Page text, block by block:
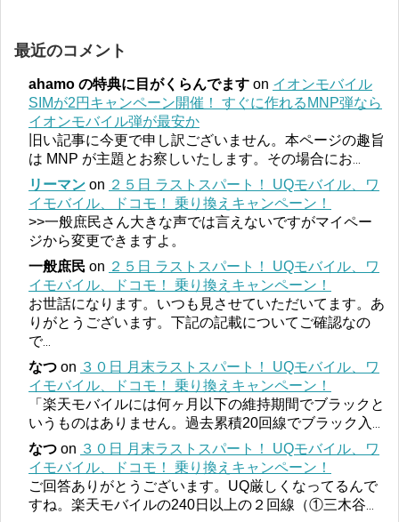
最近のコメント
ahamo の特典に目がくらんでます on イオンモバイル
SIMが2円キャンペーン開催！ すぐに作れるMNP弾なら
イオンモバイル弾が最安か
旧い記事に今更で申し訳ございません。本ページの趣旨
は MNP が主題とお察しいたします。その場合にお
リーマン on ２５日 ラストスパート！ UQモバイル、ワ
イモバイル、ドコモ！ 乗り換えキャンペーン！
>>一般庶民さん大きな声では言えないですがマイペー
ジから変更できますよ。
一般庶民 on ２５日 ラストスパート！ UQモバイル、ワ
イモバイル、ドコモ！ 乗り換えキャンペーン！
お世話になります。いつも見させていただいてます。あ
りがとうございます。下記の記載についてご確認なの
で...
なつ on ３０日 月末ラストスパート！ UQモバイル、ワ
イモバイル、ドコモ！ 乗り換えキャンペーン！
「楽天モバイルには何ヶ月以下の維持期間でブラックと
いうものはありません。過去累積20回線でブラック入
なつ on ３０日 月末ラストスパート！ UQモバイル、ワ
イモバイル、ドコモ！ 乗り換えキャンペーン！
ご回答ありがとうございます。UQ厳しくなってるんで
すね。楽天モバイルの240日以上の２回線（①三木谷